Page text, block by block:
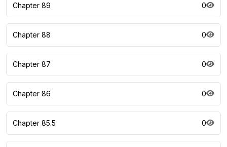
Chapter 89 0
Chapter 88 0
Chapter 87 0
Chapter 86 0
Chapter 85.5 0